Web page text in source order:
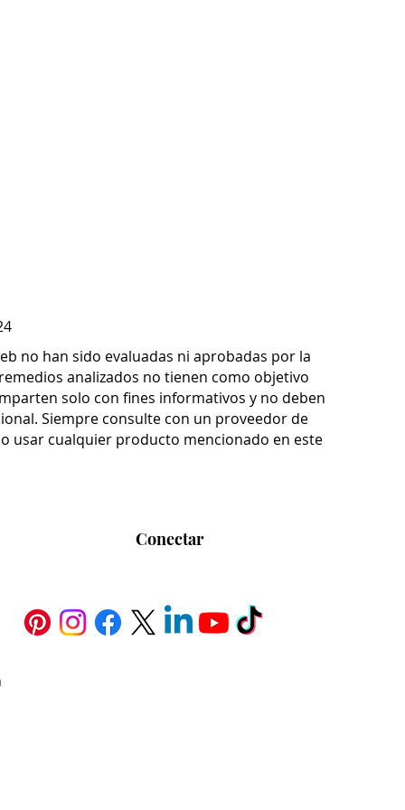
no han sido evaluadas ni aprobadas por la
analizados no tienen como objetivo
solo con fines informativos y no deben
Siempre consulte con un proveedor de
usar cualquier producto mencionado en este
Conectar